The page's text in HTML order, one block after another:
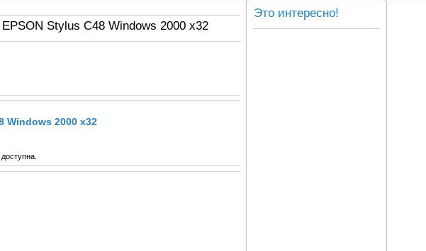
Это интересно!
Stylus C48 Windows 2000 x32
Windows 2000 x32